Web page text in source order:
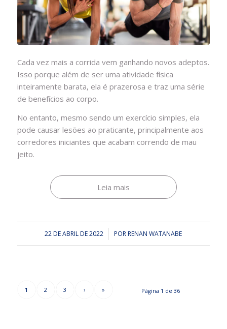
Cada vez mais a corrida vem ganhando novos adeptos.
Isso porque além de ser uma atividade física
inteiramente barata, ela é prazerosa e traz uma série
de benefícios ao corpo.
No entanto, mesmo sendo um exercício simples, ela
pode causar lesões ao praticante, principalmente aos
corredores iniciantes que acabam correndo de mau
jeito.
Leia mais
22 DE ABRIL DE 2022
/ PORRENAN WATANABE
Página 1 de 36
1 2 3 › »